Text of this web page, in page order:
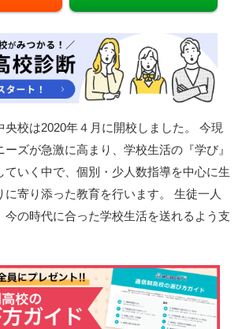
央校は2020年４月に開校しました。 今現
ズが急激に高まり、学校生活の『学び』
ていく中で、個別・少人数指導を中心に生
に寄り添った教育を行います。 生徒一人
今の時代に合った学校生活を送れるよう支